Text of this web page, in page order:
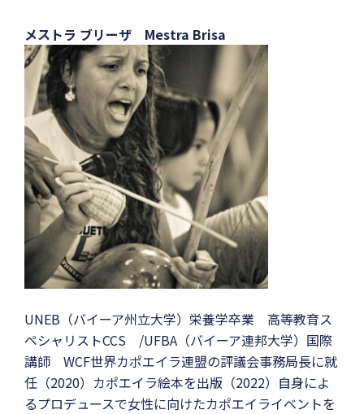
メストラ ブリーザ Mestra Brisa
UNEB（バイーア州立大学）栄養学卒業 高等教育ス
ペシャリストCCS /UFBA（バイーア連邦大学）国際
講師 WCF世界カポエイラ連盟の評議会事務局長に就
任（2020）カポエイラ絵本を出版（2022）自身によ
るプロデュースで女性に向けたカポエイライベントを